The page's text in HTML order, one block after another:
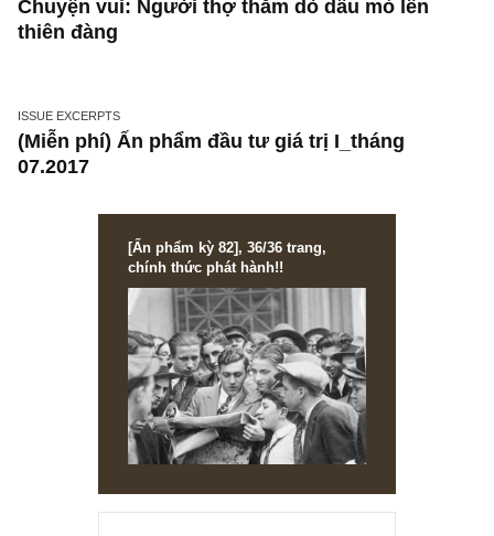
Chuyện vui: Người thợ thăm dò dầu mỏ lên
thiên đàng
ISSUE EXCERPTS
(Miễn phí) Ấn phẩm đầu tư giá trị I_tháng
[Ấn phẩm kỳ 82], 36/36 trang,
chính thức phát hành!!